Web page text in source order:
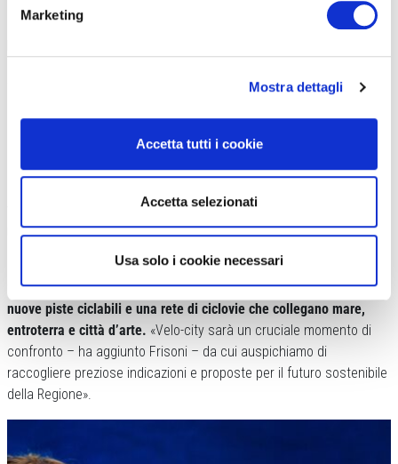
Marketing
Mostra dettagli
Accetta tutti i cookie
Accetta selezionati
Usa solo i cookie necessari
L’evento si inserisce in
un contesto regionale che negli ultimi anni
Turismo, Sport e Commercio dell’Emilia-Romagna.
«La scelta di Rimini come sede dell’edizione 2026 di Velo-city – ha
spiegato Frisoni – è l’ennesima conferma della crescente
attenzione e sensibilità dei nostri territori verso i temi della mobilità
La Romagna e tutta la Regione sono sempre più una terra a
misura di pedale».
Negli ultimi anni la Riviera romagnola ha progressivamente
trasformato il proprio volto urbano, con lungomari pedonalizzati,
nuove piste ciclabili e una rete di ciclovie che collegano mare,
entroterra e città d’arte. «Velo-city sarà un cruciale momento di
confronto – ha aggiunto Frisoni – da cui auspichiamo di
raccogliere preziose indicazioni e proposte per il futuro sostenibile
della Regione».